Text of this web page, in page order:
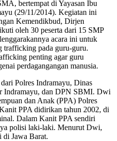
bertempat di Yayasan Ibu
(29/11/2014). Kegiatan ini
Kemendikbud, Dirjen
oleh 30 peserta dari 15 SMP
acara ini untuk
trafficking pada guru-guru.
penting agar guru
perdagangangan manusia.
Polres Indramayu, Dinas
Indramayu, dan DPN SBMI. Dwi
dan Anak (PPA) Polres
PPA didirikan tahun 2002, di
Dalam Kanit PPA sendiri
polisi laki-laki. Menurut Dwi,
di Jawa Barat.